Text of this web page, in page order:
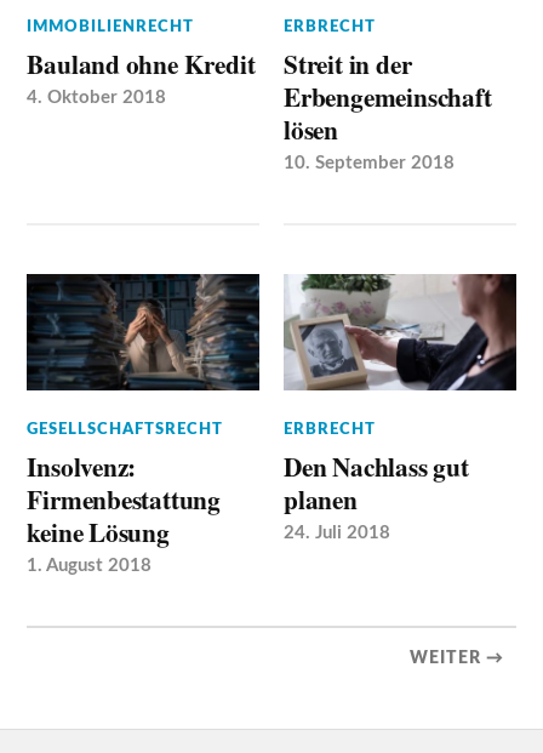
IMMOBILIENRECHT
Bauland ohne Kredit
4. Oktober 2018
ERBRECHT
Streit in der
Erbengemeinschaft
lösen
10. September 2018
GESELLSCHAFTSRECHT
Insolvenz:
Firmenbestattung
keine Lösung
1. August 2018
ERBRECHT
Den Nachlass gut
planen
24. Juli 2018
WEITER →